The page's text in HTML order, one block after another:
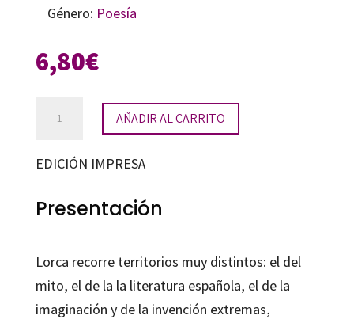
Género: Poesía
6,80€
Romancero
cantidad
AÑADIR AL CARRITO
EDICIÓN IMPRESA
Presentación
Lorca recorre territorios muy distintos: el del
mito, el de la la literatura española, el de la
imaginación y de la invención extremas,